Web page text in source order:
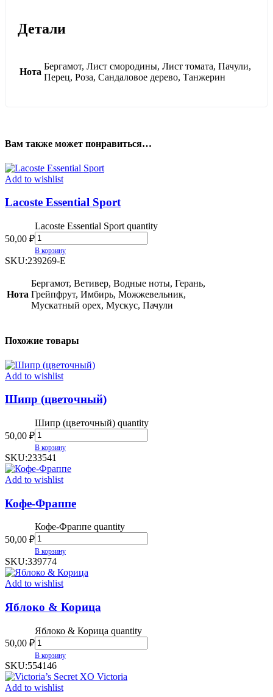
Детали
Нота
Бергамот, Лист смородины, Лист томата, Пачули,
Перец, Роза, Сандаловое дерево, Танжерин
Вам также может понравиться…
Add to wishlist
Lacoste Essential Sport
50,00 ₽
Lacoste Essential Sport quantity
В корзину
SKU:239269-E
Нота
Бергамот, Ветивер, Водные ноты, Герань,
Грейпфрут, Имбирь, Можжевельник,
Мускатный орех, Мускус, Пачули
Похожие товары
Add to wishlist
Шипр (цветочный)
50,00 ₽
Шипр (цветочный) quantity
В корзину
SKU:233541
Add to wishlist
Кофе-Фраппе
50,00 ₽
Кофе-Фраппе quantity
В корзину
SKU:339774
Add to wishlist
Яблоко & Корица
50,00 ₽
Яблоко & Корица quantity
В корзину
SKU:554146
Add to wishlist